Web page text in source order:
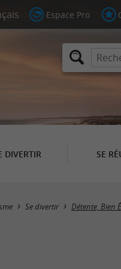
Espace Pro
DIVERTIR SE
Se divertir Détente, Bien